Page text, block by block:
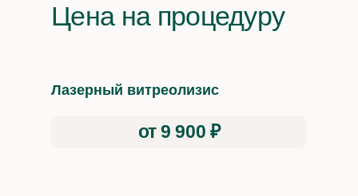
Цена на процедуру
Лазерный витреолизис
от 9 900 ₽